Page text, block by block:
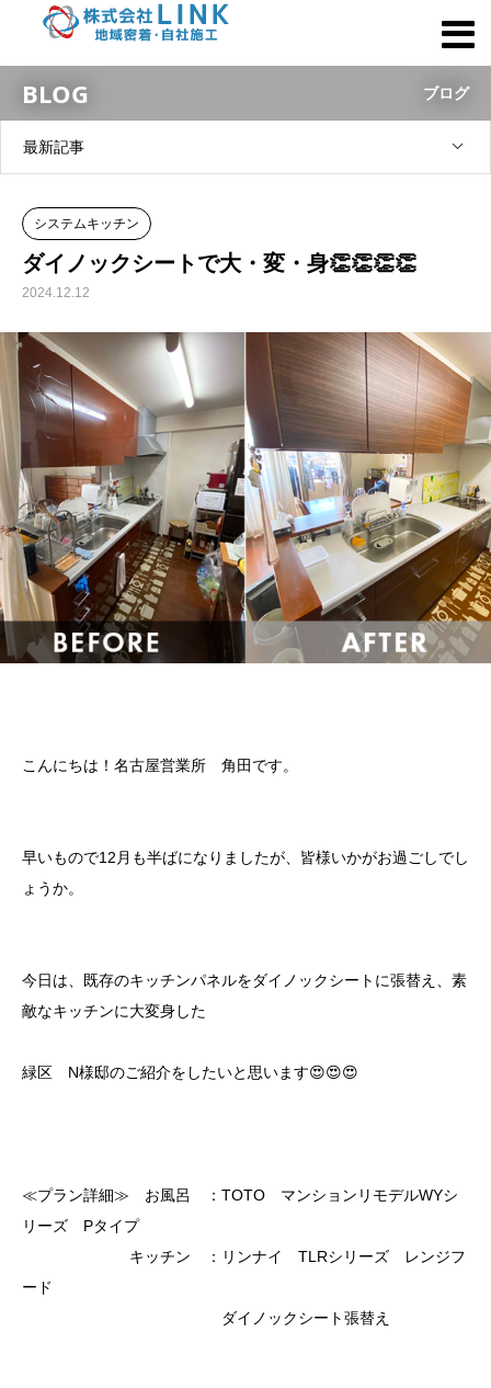
BLOG ブログ
最新記事
システムキッチン
ダイノックシートで大・変・身👏👏👏👏
2024.12.12
こんにちは！名古屋営業所 角田です。
早いもので12月も半ばになりましたが、皆様いかがお過ごしでし
ょうか。
今日は、既存のキッチンパネルをダイノックシートに張替え、素
敵なキッチンに大変身した
緑区 N様邸のご紹介をしたいと思います😍😍😍
≪プラン詳細≫ お風呂 ：TOTO マンションリモデルWYシ
リーズ Pタイプ
キッチン ：リンナイ TLRシリーズ レンジフ
ード
ダイノックシート張替え